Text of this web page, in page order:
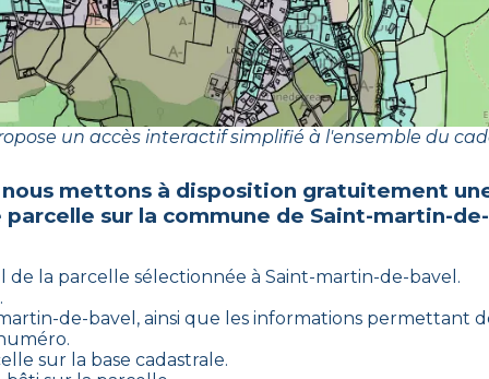
un accès interactif simplifié à l'ensemble du
mettons à disposition gratuitement
sur la commune de Saint-martin-
de la parcelle sélectionnée à Saint-martin-de-bavel .
de-bavel , ainsi que les informations permettant
sur la base cadastrale.